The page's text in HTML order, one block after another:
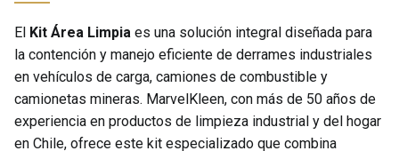
El Kit Área Limpia es una solución integral diseñada para
la contención y manejo eficiente de derrames industriales
en vehículos de carga, camiones de combustible y
camionetas mineras. MarvelKleen, con más de 50 años de
experiencia en productos de limpieza industrial y del hogar
en Chile, ofrece este kit especializado que combina